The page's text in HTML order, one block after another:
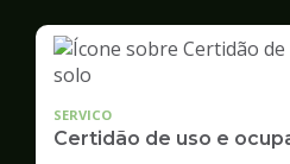
SERVICO
Certidão de uso e